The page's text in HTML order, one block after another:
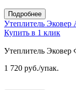
Подробнее
Утеплитель
Купить в 1 клик
Утеплитель
1 720 руб./упак.